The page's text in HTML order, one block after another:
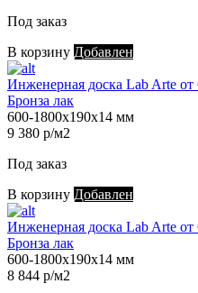
Под заказ
В корзину Добавлен
Инженерная доска Lab Arte
Бронза лак
600-1800х190х14 мм
9 380 р/м2
Под заказ
В корзину Добавлен
Инженерная доска Lab Arte
Бронза лак
600-1800х190х14 мм
8 844 р/м2